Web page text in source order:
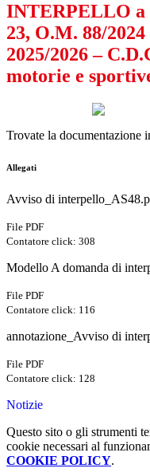
INTERPELLO a
23, O.M. 88/
2025/2026 –
motorie e
Trovate la documentazione
Allegati
Avviso di
File PDF
Contatore click: 308
Modello A domanda di
File PDF
Contatore click: 116
annotazione_Avviso di
File PDF
Contatore click: 128
Notizie
Questo sito o gli strumenti
cookie necessari al
COOKIE POLICY.